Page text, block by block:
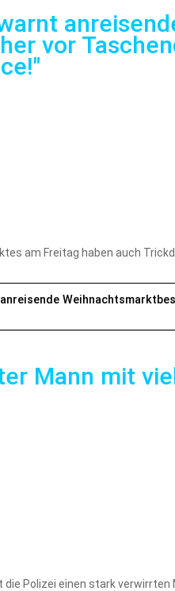
vor
am Freitag haben auch
Mann mit
die Polizei einen stark